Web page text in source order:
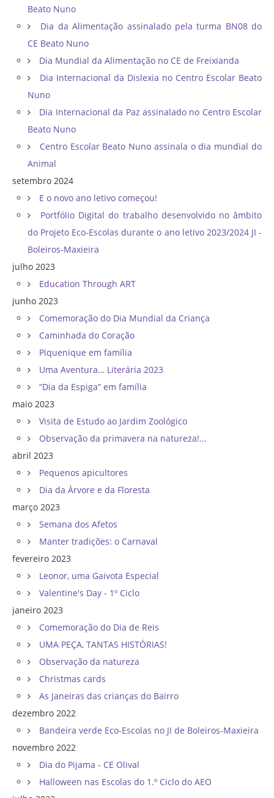
Beato Nuno
Dia da Alimentação assinalado pela turma BN08 do
CE Beato Nuno
Dia Mundial da Alimentação no CE de Freixianda
Dia Internacional da Dislexia no Centro Escolar Beato
Nuno
Dia Internacional da Paz assinalado no Centro Escolar
Beato Nuno
Centro Escolar Beato Nuno assinala o dia mundial do
Animal
setembro 2024
E o novo ano letivo começou!
Portfólio Digital do trabalho desenvolvido no âmbito
do Projeto Eco-Escolas durante o ano letivo 2023/2024 JI -
Boleiros-Maxieira
julho 2023
Education Through ART
junho 2023
Comemoração do Dia Mundial da Criança
Caminhada do Coração
Piquenique em família
Uma Aventura… Literária 2023
“Dia da Espiga” em família
maio 2023
Visita de Estudo ao Jardim Zoológico
Observação da primavera na natureza!...
abril 2023
Pequenos apicultores
Dia da Árvore e da Floresta
março 2023
Semana dos Afetos
Manter tradições: o Carnaval
fevereiro 2023
Leonor, uma Gaivota Especial
Valentine's Day - 1º Ciclo
janeiro 2023
Comemoração do Dia de Reis
UMA PEÇA, TANTAS HISTÓRIAS!
Observação da natureza
Christmas cards
As Janeiras das crianças do Bairro
dezembro 2022
Bandeira verde Eco-Escolas no JI de Boleiros-Maxieira
novembro 2022
Dia do Pijama - CE Olival
Halloween nas Escolas do 1.º Ciclo do AEO